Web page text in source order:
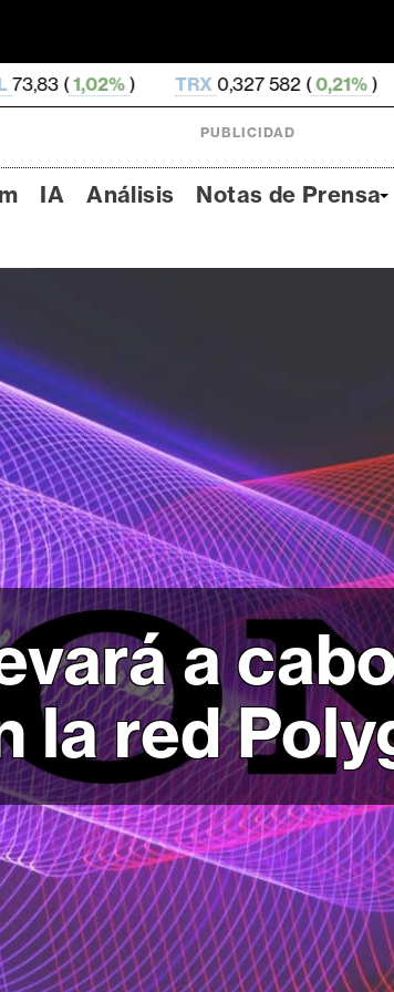
TRX0,327 582 ( 0,21% ) HYPE56,54 (
PUBLICIDAD
IA Análisis Notas de Prensa
a
la red